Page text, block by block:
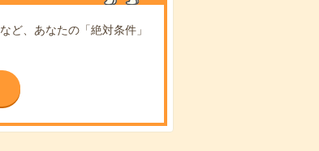
など、あなたの「絶対条件」